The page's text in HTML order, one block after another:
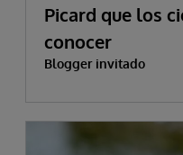
Picard que los
conocer
Blogger invitado